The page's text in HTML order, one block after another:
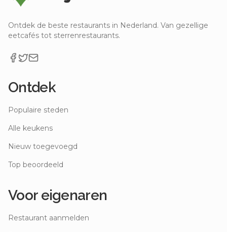
Ontdek de beste restaurants in Nederland. Van gezellige
eetcafés tot sterrenrestaurants.
Ontdek
Populaire steden
Alle keukens
Nieuw toegevoegd
Top beoordeeld
Voor eigenaren
Restaurant aanmelden